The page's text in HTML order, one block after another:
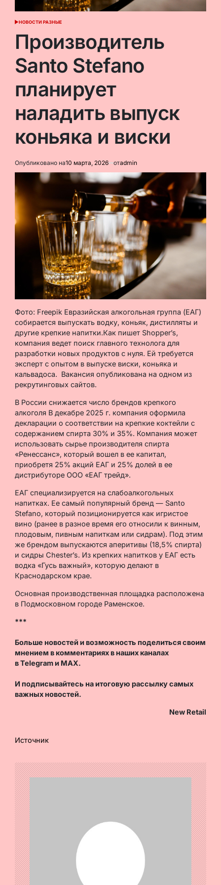
ОПУБЛИКОВАНО
НОВОСТИ РАЗНЫЕ
Производитель
Santo Stefano
планирует
наладить выпуск
коньяка и виски
Опубликовано на10 марта, 2026 отadmin
Фото: Freepik Евразийская алкогольная группа (ЕАГ)
собирается выпускать водку, коньяк, дистилляты и
другие крепкие напитки.Как пишет Shopper’s,
компания ведет поиск главного технолога для
разработки новых продуктов с нуля. Ей требуется
эксперт с опытом в выпуске виски, коньяка и
кальвадоса. Вакансия опубликована на одном из
рекрутинговых сайтов.
В России снижается число брендов крепкого
алкоголя В декабре 2025 г. компания оформила
декларации о соответствии на крепкие коктейли с
содержанием спирта 30% и 35%. Компания может
использовать сырье производителя спирта
«Ренессанс», который вошел в ее капитал,
приобретя 25% акций ЕАГ и 25% долей в ее
дистрибуторе ООО «ЕАГ трейд».
ЕАГ специализируется на слабоалкогольных
напитках. Ее самый популярный бренд — Santo
Stefano, который позиционируется как игристое
вино (ранее в разное время его относили к винным,
плодовым, пивным напиткам или сидрам). Под этим
же брендом выпускаются аперитивы (18,5% спирта)
и сидры Chester’s. Из крепких напитков у ЕАГ есть
водка «Гусь важный», которую делают в
Краснодарском крае.
Основная производственная площадка расположена
в Подмосковном городе Раменское.
***
Больше новостей и возможность поделиться своим
мнением в комментариях в наших каналах
вTelegram и MAX.
И подписывайтесь на итоговую рассылку самых
важных новостей.
New Retail
Источник